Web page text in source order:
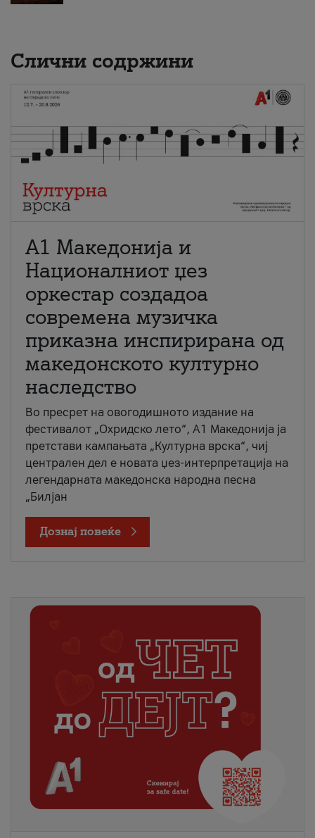
Слични содржини
А1 Македонија и
Националниот џез
оркестар создадоа
современа музичка
приказна инспирирана од
македонското културно
наследство
Во пресрет на овогодишното издание на
фестивалот „Охридско лето“, А1 Македонија ја
претстави кампањата „Културна врска“, чиј
централен дел е новата џез-интерпретација на
легендарната македонска народна песна
„Билјан
Дознај повеќе